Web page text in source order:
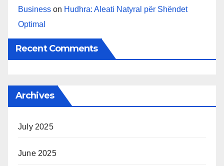
Business on Hudhra: Aleati Natyral për Shëndet
Optimal
Recent Comments
Archives
July 2025
June 2025